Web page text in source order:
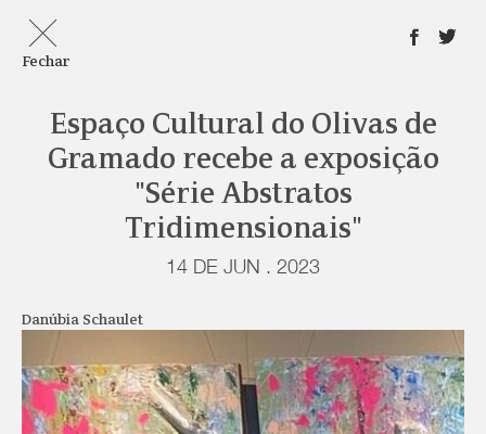
Fechar
Espaço Cultural do Olivas de
Gramado recebe a exposição
"Série Abstratos
Tridimensionais"
14 DE JUN . 2023
Danúbia Schaulet